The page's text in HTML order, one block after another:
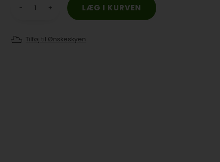
- +
Tilføj til Ønskeskyen